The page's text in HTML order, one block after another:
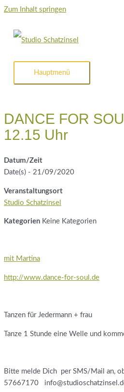
Zum Inhalt springen
Hauptmenü
DANCE FOR
12.15 Uhr
Datum/Zeit
Date(s) - 21/09/2020
Veranstaltungsort
Studio Schatzinsel
Kategorien Keine Kategorien
mit Martina
http://www.dance-for-soul.de
Tanzen für Jedermann + frau
Tanze 1 Stunde eine Welle und
Bitte melde Dich per SMS/Mail an,
57667170